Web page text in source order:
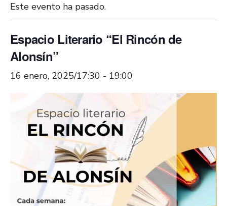
Este evento ha pasado.
Espacio Literario “El Rincón de
Alonsín”
16 enero, 2025/17:30 - 19:00